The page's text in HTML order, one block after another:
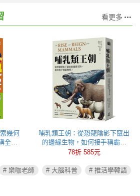
看更多
幾何
全等
之用
哺乳類王朝：從恐龍陰影下竄出
的邊緣生物，如何接手稱霸地
球？
78折 585元
# 樂咖老師 # 大腦科普
# 推活學韓語